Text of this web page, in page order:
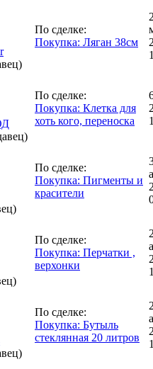
По сделке:
Покупка: Ляган 38см
По сделке:
Покупка: Клетка для
хоть кого, переноска
По сделке:
Покупка: Пигменты и
красители
По сделке:
Покупка: Перчатки ,
верхонки
По сделке:
Покупка: Бутыль
стеклянная 20 литров